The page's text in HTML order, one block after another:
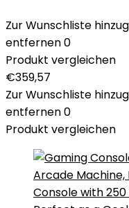
Zur Wunschliste
entfernen0
Produkt vergleichen
€359,57
Zur Wunschliste
entfernen0
Produkt vergleichen